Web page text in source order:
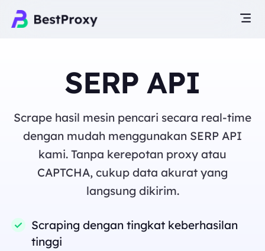
SERP API
Scrape hasil mesin pencari secara real-time
dengan mudah menggunakan SERP API
kami. Tanpa kerepotan proxy atau
CAPTCHA, cukup data akurat yang
langsung dikirim.
Scraping dengan tingkat keberhasilan
tinggi